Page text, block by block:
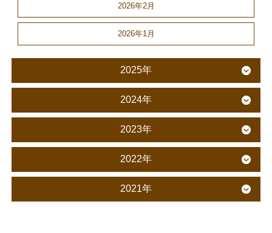
2026年2月
2026年1月
2025年
2024年
2023年
2022年
2021年